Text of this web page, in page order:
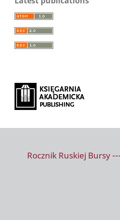
Rocznik Ruskiej Bursy